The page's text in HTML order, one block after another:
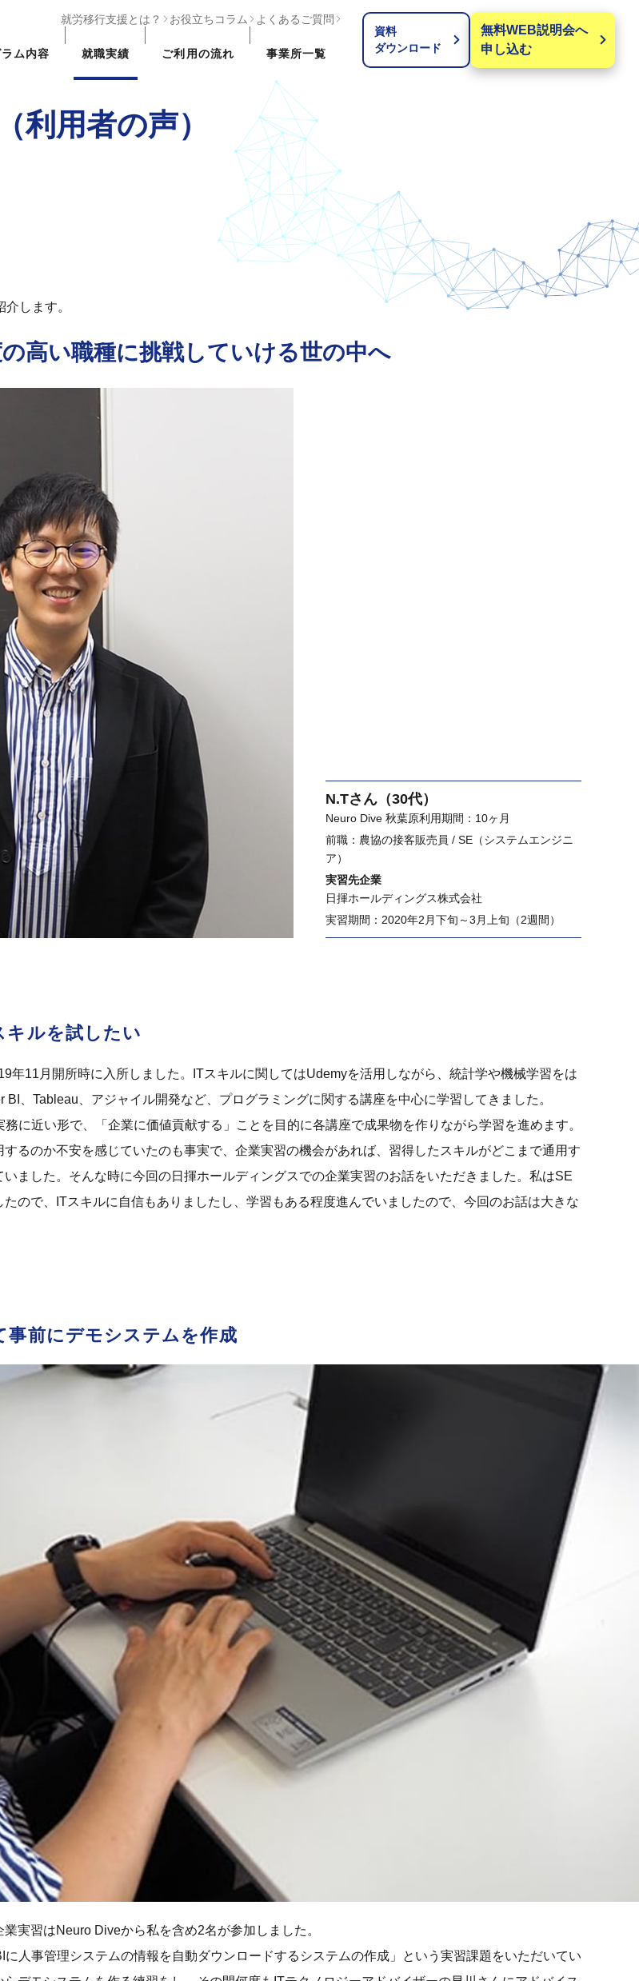
就労移行支援とは？ お役立ちコラム よくあるご質問
ム内容 就職実績 ご利用の流れ 事業所一覧
資料
ダウンロード
無料WEB説明会へ
申し込む
（利用者の声）
します。
高い職種に挑戦していける世の中へ
N.Tさん（30代）
Neuro Dive 秋葉原利用期間：10ヶ月
前職：農協の接客販売員 / SE（システムエンジニ
ア）
実習先企業
日揮ホールディングス株式会社
実習期間：2020年2月下旬～3月上旬（2週間）
キルを試したい
年11月開所時に入所しました。ITスキルに関してはUdemyを活用しながら、統計学や機械学習をは
BI、Tableau、アジャイル開発など、プログラミングに関する講座を中心に学習してきました。
に近い形で、「企業に価値貢献する」ことを目的に各講座で成果物を作りながら学習を進めます。
るのか不安を感じていたのも事実で、企業実習の機会があれば、習得したスキルがどこまで通用す
ました。そんな時に今回の日揮ホールディングスでの企業実習のお話をいただきました。私はSE
ので、ITスキルに自信もありましたし、学習もある程度進んでいましたので、今回のお話は大きな
事前にデモシステムを作成
実習はNeuro Diveから私を含め2名が参加しました。
人事管理システムの情報を自動ダウンロードするシステムの作成」という実習課題をいただいてい